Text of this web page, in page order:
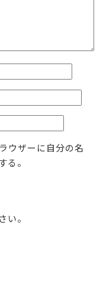
ウザーに自分の名
る。
い。